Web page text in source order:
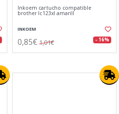
Inkoem cartucho compatible
brother lc123xl amarill
INKOEM
0,85€ 1,01€ - 16%